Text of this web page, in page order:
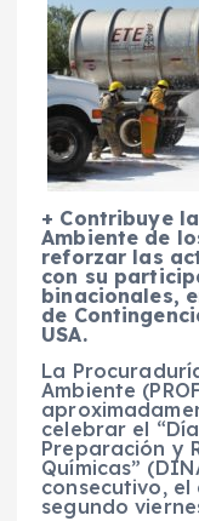
+ Contribuye
Ambiente de
reforzar las
con su
binacionales,
de
USA.
La
Ambiente
celebrar el
Preparación y
Químicas”
consecutivo,
segundo